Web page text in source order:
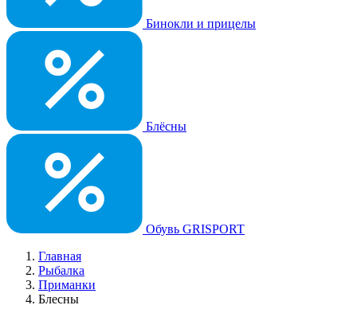
Бинокли и прицелы
Блёсны
Обувь GRISPORT
Главная
Рыбалка
Приманки
Блесны